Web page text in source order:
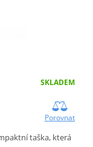
SKLADEM
Porovnat
taška, která